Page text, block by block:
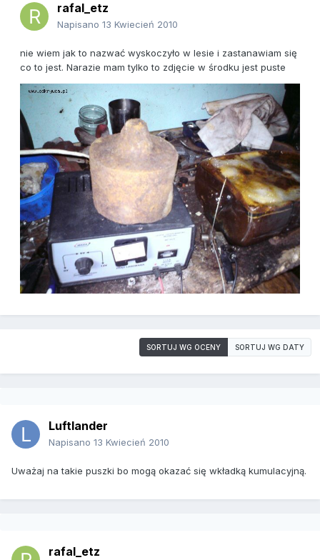
rafal_etz
Napisano 13 Kwiecień 2010
nie wiem jak to nazwać wyskoczyło w lesie i zastanawiam się
co to jest. Narazie mam tylko to zdjęcie w środku jest puste
SORTUJ WG OCENY SORTUJ WG DATY
Luftlander
Napisano 13 Kwiecień 2010
Uważaj na takie puszki bo mogą okazać się wkładką kumulacyjną.
rafal_etz